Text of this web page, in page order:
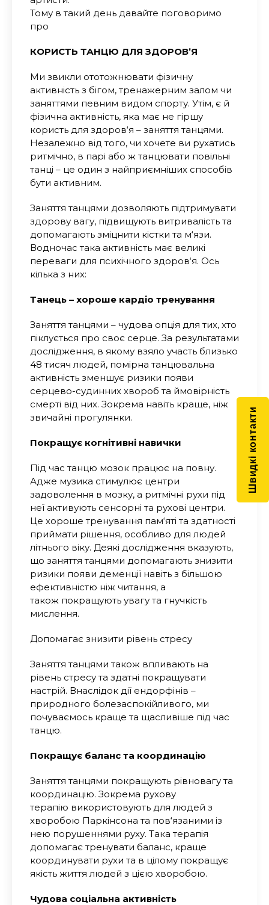
Тому в такий день давайте поговоримо
про
КОРИСТЬ ТАНЦЮ ДЛЯ ЗДОРОВ’Я
Ми звикли ототожнювати фізичну
активність з бігом, тренажерним залом чи
заняттями певним видом спорту. Утім, є й
фізична активність, яка має не гіршу
користь для здоров‘я – заняття танцями.
Незалежно від того, чи хочете ви рухатись
ритмічно, в парі або ж танцювати повільні
танці – це один з найприємніших способів
бути активним.
Заняття танцями дозволяють підтримувати
здорову вагу, підвищують витривалість та
допомагають зміцнити кістки та м‘язи.
Водночас така активність має великі
переваги для психічного здоров‘я. Ось
кілька з них:
Танець – хороше кардіо тренування
Заняття танцями – чудова опція для тих, хто
піклується про своє серце. За результатами
дослідження, в якому взяло участь близько
48 тисяч людей, помірна танцювальна
активність зменшує ризики появи
серцево-судинних хвороб та ймовірність
смерті від них. Зокрема навіть краще, ніж
звичайні прогулянки.
Покращує когнітивні навички
Під час танцю мозок працює на повну.
Адже музика стимулює центри
задоволення в мозку, а ритмічні рухи під
неї активують сенсорні та рухові центри.
Це хороше тренування пам‘яті та здатності
приймати рішення, особливо для людей
літнього віку. Деякі дослідження вказують,
що заняття танцями допомагають знизити
ризики появи деменції навіть з більшою
ефективністю ніж читання, а
також покращують увагу та гнучкість
мислення.
Допомагає знизити рівень стресу
Заняття танцями також впливають на
рівень стресу та здатні покращувати
настрій. Внаслідок дії ендорфінів –
природного болезаспокійливого, ми
почуваємось краще та щасливіше під час
танцю.
Покращує баланс та координацію
Заняття танцями покращують рівновагу та
координацію. Зокрема рухову
терапію використовують для людей з
хворобою Паркінсона та пов‘язаними із
нею порушеннями руху. Така терапія
допомагає тренувати баланс, краще
координувати рухи та в цілому покращує
якість життя людей з цією хворобою.
Чудова соціальна активність
Швидкі контакти